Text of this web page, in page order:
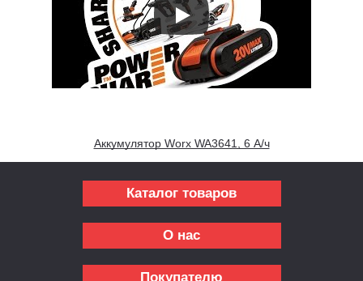
Аккумулятор Worx WA3641, 6 А/ч
Каталог товаров
О нас
Покупателю